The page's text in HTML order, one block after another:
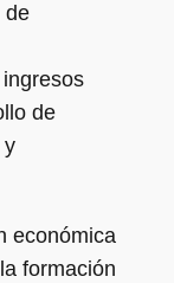
de
de
y
económica
formación